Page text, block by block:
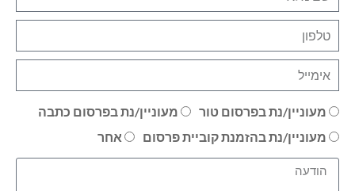
מעוניין/נת בפרסום טור
מעוניין/נת בפרסום כתבה
מעוניין/נת בהזמנת קוביית פרסום
אחר